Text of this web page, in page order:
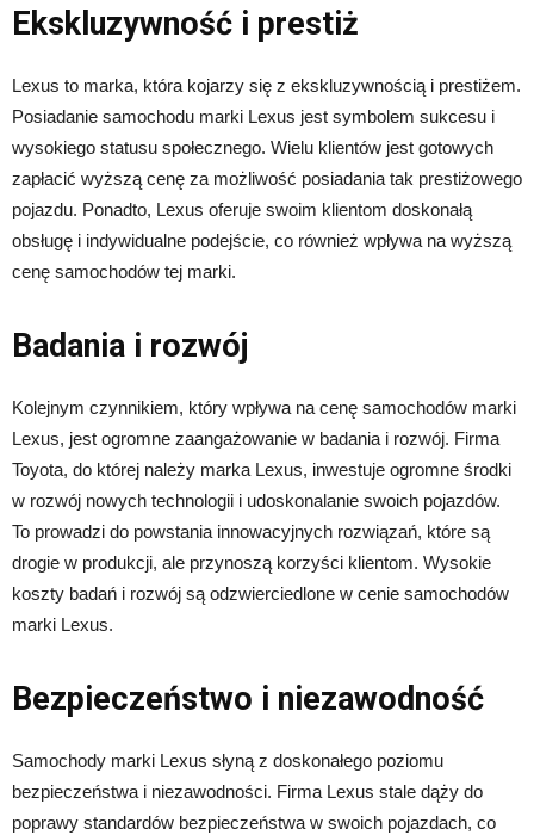
Ekskluzywność i prestiż
Lexus to marka, która kojarzy się z ekskluzywnością i prestiżem.
Posiadanie samochodu marki Lexus jest symbolem sukcesu i
wysokiego statusu społecznego. Wielu klientów jest gotowych
zapłacić wyższą cenę za możliwość posiadania tak prestiżowego
pojazdu. Ponadto, Lexus oferuje swoim klientom doskonałą
obsługę i indywidualne podejście, co również wpływa na wyższą
cenę samochodów tej marki.
Badania i rozwój
Kolejnym czynnikiem, który wpływa na cenę samochodów marki
Lexus, jest ogromne zaangażowanie w badania i rozwój. Firma
Toyota, do której należy marka Lexus, inwestuje ogromne środki
w rozwój nowych technologii i udoskonalanie swoich pojazdów.
To prowadzi do powstania innowacyjnych rozwiązań, które są
drogie w produkcji, ale przynoszą korzyści klientom. Wysokie
koszty badań i rozwój są odzwierciedlone w cenie samochodów
marki Lexus.
Bezpieczeństwo i niezawodność
Samochody marki Lexus słyną z doskonałego poziomu
bezpieczeństwa i niezawodności. Firma Lexus stale dąży do
poprawy standardów bezpieczeństwa w swoich pojazdach, co